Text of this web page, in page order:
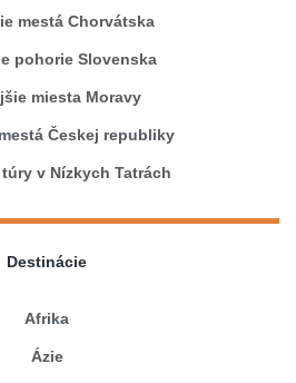
mestá Chorvátska
pohorie Slovenska
miesta Moravy
Českej republiky
v Nízkych Tatrách
Destinácie
Afrika
Ázie